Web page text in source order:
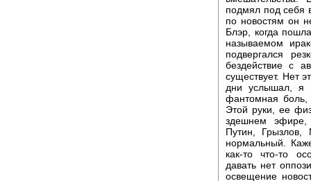
подмял под себя
по новостям он
Блэр, когда
называемом
подвергался
бездействие с
существует. Нет
дни услышал, я
фантомная боль,
Этой руки, ее
здешнем эфире,
Путин, Грызлов,
нормальный.
как-то что-то
давать нет
освещение